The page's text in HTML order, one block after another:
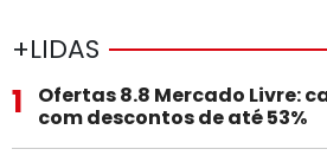
+LIDAS
1
Ofertas 8.8 Mercado Livre:
com descontos de até 53%